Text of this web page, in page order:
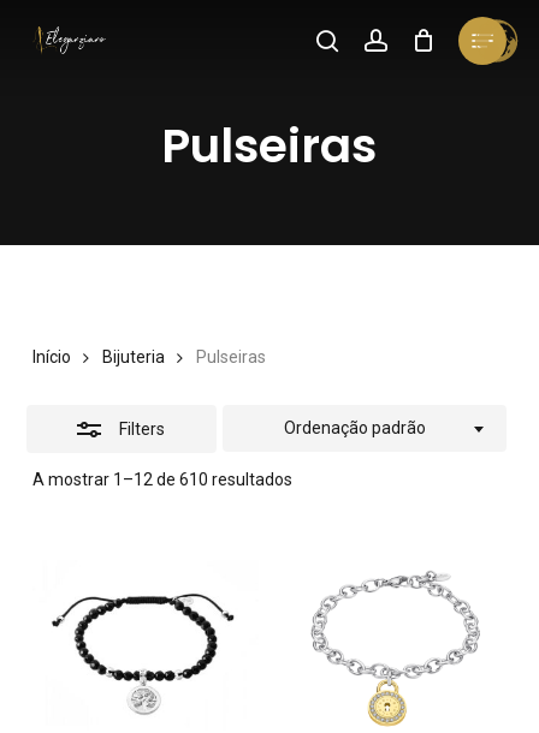
searchaccount
Menu
Close
Cart
Pulseiras
Início Bijuteria Pulseiras
Filters
A mostrar 1–12 de 610 resultados
Ordenação padrão
Close